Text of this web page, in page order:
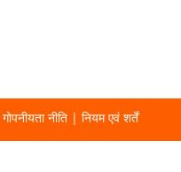
गोपनीयता नीति | नियम एवं शर्तें